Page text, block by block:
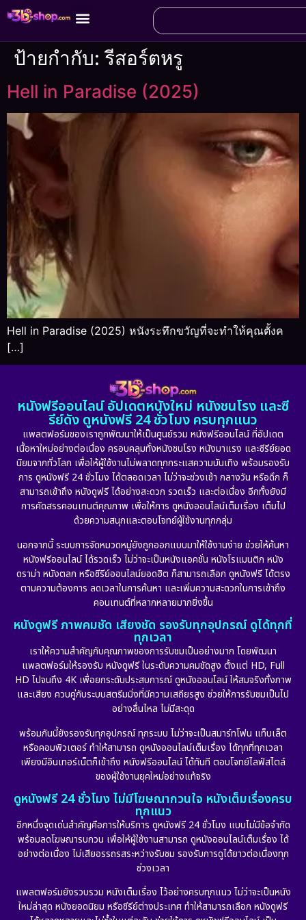
ป้ายกำกับ:รีสอร์ตหรู
Hell in Paradise (2025)
Hell in Paradise (2025) หนังระทึกขวัญที่จะทำให้คุณตั้งค
[…]
หนังฟรีออนไลน์ อัปเดตหนังใหม่ หนังชนโรง และซี
รีย์ดัง ดูหนังฟรี 24 ชั่วโมง ครบทุกแนว
แพลตฟอร์มของเราถูกพัฒนาให้เป็นศูนย์รวม หนังฟรีออนไลน์ ที่อัปเดต
เนื้อหาใหม่อย่างต่อเนื่อง ครอบคลุมทั้งหนังชนโรง หนังมาแรง และซีรีย์ยอด
นิยมจากทั่วโลก เพื่อให้ผู้ใช้งานไม่พลาดทุกกระแสความบันเทิง พร้อมรองรับ
การ ดูหนังฟรี 24 ชั่วโมง ได้ตลอดเวลา ไม่ว่าจะช่วงเช้า กลางวัน หรือดึก ก็
สามารถเข้าถึง หนังดูฟรี ได้อย่างสะดวก รวดเร็ว และต่อเนื่อง อีกทั้งยังมี
การคัดสรรคอนเทนต์คุณภาพ เพื่อให้การ ดูหนังออนไลน์เต็มเรื่อง เต็มไป
ด้วยความสนุกและตอบโจทย์ผู้ใช้งานทุกกลุ่ม
นอกจากนี้ ระบบการจัดหมวดหมู่ยังถูกออกแบบมาให้ใช้งานง่าย ช่วยให้ค้นหา
หนังฟรีออนไลน์ ได้รวดเร็ว ไม่ว่าจะเป็นหนังแอคชั่น หนังโรแมนติก หนัง
ดราม่า หนังตลก หรือซีรีย์ออนไลน์ยอดฮิต ก็สามารถเลือก ดูหนังฟรี ได้ตรง
ตามความต้องการ ลดเวลาในการค้นหา และเพิ่มความสะดวกในการเข้าถึง
คอนเทนต์ที่หลากหลายมากยิ่งขึ้น
หนังดูฟรี ภาพคมชัด เสียงชัด รองรับทุกอุปกรณ์ ดูได้ทุกที่
ทุกเวลา
เราให้ความสำคัญกับคุณภาพของการรับชมเป็นอย่างมาก โดยพัฒนา
แพลตฟอร์มให้รองรับ หนังดูฟรี ในระดับความคมชัดสูง ตั้งแต่ HD, Full
HD ไปจนถึง 4K เพื่อยกระดับประสบการณ์ ดูหนังออนไลน์ ให้สมจริงทั้งภาพ
และเสียง ควบคู่กับระบบสตรีมมิ่งที่มีความเสถียรสูง ช่วยให้การรับชมเป็นไป
อย่างลื่นไหล ไม่มีสะดุด
พร้อมกันนี้ยังรองรับทุกอุปกรณ์ ทุกระบบ ไม่ว่าจะเป็นสมาร์ทโฟน แท็บเล็ต
หรือคอมพิวเตอร์ ทำให้สามารถ ดูหนังออนไลน์เต็มเรื่อง ได้ทุกที่ทุกเวลา
เพียงมีอินเทอร์เน็ตก็เข้าถึง หนังฟรีออนไลน์ ได้ทันที ตอบโจทย์ไลฟ์สไตล์
ของผู้ใช้งานยุคใหม่อย่างแท้จริง
ดูหนังฟรี 24 ชั่วโมง ไม่มีโฆษณากวนใจ หนังเต็มเรื่องครบ
ทุกแนว
อีกหนึ่งจุดเด่นสำคัญคือการให้บริการ ดูหนังฟรี 24 ชั่วโมง แบบไม่มีข้อจำกัด
พร้อมลดโฆษณารบกวน เพื่อให้ผู้ใช้งานสามารถ ดูหนังออนไลน์เต็มเรื่อง ได้
อย่างต่อเนื่อง ไม่เสียอรรถรสระหว่างรับชม รองรับการดูได้ยาวต่อเนื่องทุก
ช่วงเวลา
แพลตฟอร์มยังรวบรวม หนังเต็มเรื่อง ไว้อย่างครบทุกแนว ไม่ว่าจะเป็นหนัง
ใหม่ล่าสุด หนังยอดนิยม หรือซีรีย์ต่างประเทศ ทำให้สามารถเลือก หนังดูฟรี